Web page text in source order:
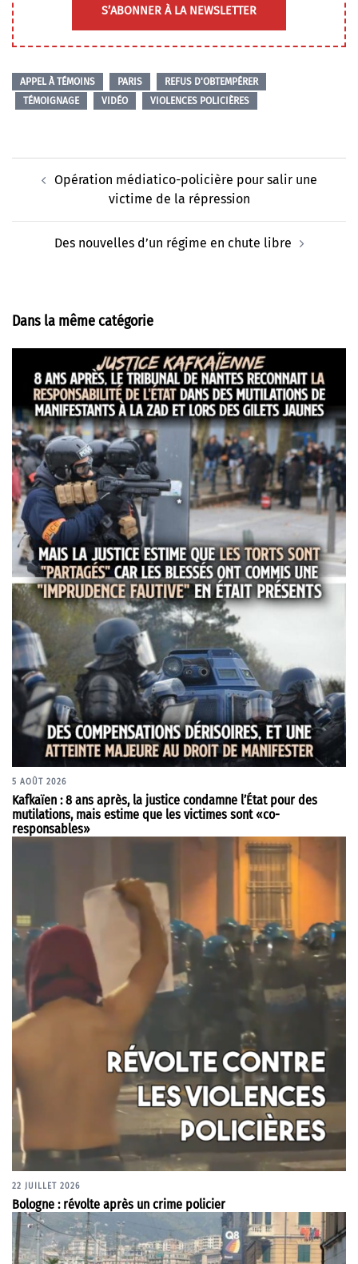
S’ABONNER À LA NEWSLETTER
APPEL À TÉMOINS PARIS
REFUS D'OBTEMPÉRER
TÉMOIGNAGE
VIDÉO VIOLENCES POLICIÈRES
d’articleOpération médiatico-policière pour salir une
victime de la répression
Des nouvelles d’un régime en chute libre
Dans la même catégorie
5 AOÛT 2026
Kafkaïen : 8 ans après, la justice condamne l’État pour des
mutilations, mais estime que les victimes sont «co-
responsables»
22 JUILLET 2026
Bologne : révolte après un crime policier